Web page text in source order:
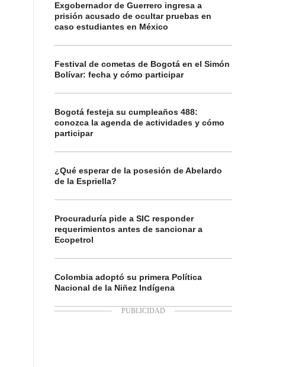
Exgobernador de Guerrero ingresa a
prisión acusado de ocultar pruebas en
caso estudiantes en México
Festival de cometas de Bogotá en el Simón
Bolívar: fecha y cómo participar
Bogotá festeja su cumpleaños 488:
conozca la agenda de actividades y cómo
participar
¿Qué esperar de la posesión de Abelardo
de la Espriella?
Procuraduría pide a SIC responder
requerimientos antes de sancionar a
Ecopetrol
Colombia adoptó su primera Política
Nacional de la Niñez Indígena